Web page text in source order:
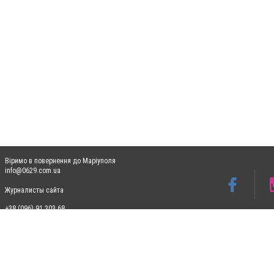
Віримо в повернення до Маріуполя
info@0629.com.ua
Журналисты сайта
+38 (096) 91 303 68